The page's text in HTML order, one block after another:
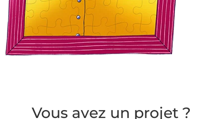
Vous avez un projet ?